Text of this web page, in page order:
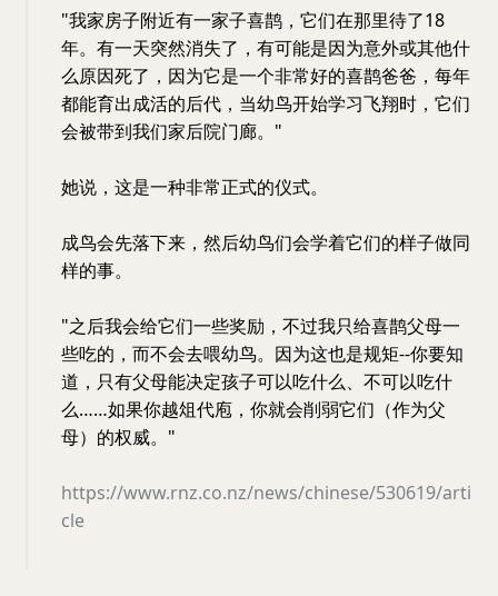
"我家房子附近有一家子喜鹊，它们在那里待了18
年。有一天突然消失了，有可能是因为意外或其他什
么原因死了，因为它是一个非常好的喜鹊爸爸，每年
都能育出成活的后代，当幼鸟开始学习飞翔时，它们
会被带到我们家后院门廊。"
她说，这是一种非常正式的仪式。
成鸟会先落下来，然后幼鸟们会学着它们的样子做同
样的事。
"之后我会给它们一些奖励，不过我只给喜鹊父母一
些吃的，而不会去喂幼鸟。因为这也是规矩--你要知
道，只有父母能决定孩子可以吃什么、不可以吃什
么……如果你越俎代庖，你就会削弱它们（作为父
母）的权威。"
https://www.rnz.co.nz/news/chinese/530619/arti
cle